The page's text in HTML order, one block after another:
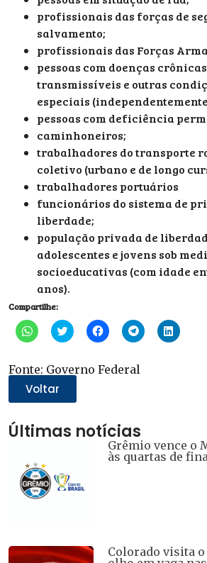
profissionais das forças de
salvamento;
profissionais das Forças
pessoas com doenças
transmissíveis e outras
especiais
pessoas com deficiência
caminhoneiros;
trabalhadores do transporte
coletivo (urbano e de longo
trabalhadores portuários
funcionários do sistema de
liberdade;
população privada de
adolescentes e jovens sob
socioeducativas (com idade
anos).
Compartilhe:
Clique
para
WhatsApp(abre
em
nova
janela)
Clique
para
Twitter(abre
em
Clique
para
Facebook(abre
em
Clique
para
em
Clique
para
Fonte: Governo Federal
Voltar
Últimas notícias
Grêmio vence o
às quartas de
Colorado visita